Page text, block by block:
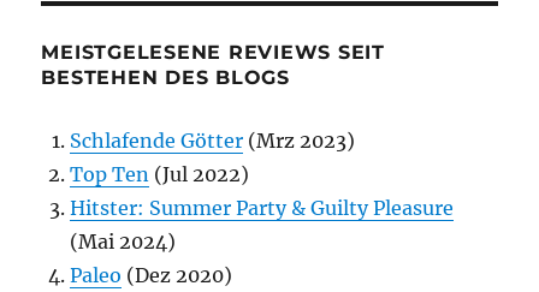
MEISTGELESENE REVIEWS SEIT
BESTEHEN DES BLOGS
Schlafende Götter (Mrz 2023)
Top Ten (Jul 2022)
Hitster: Summer Party & Guilty Pleasure
(Mai 2024)
Paleo (Dez 2020)